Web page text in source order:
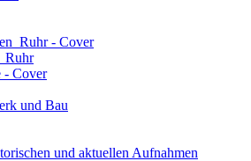
und Bau
und aktuellen Aufnahmen